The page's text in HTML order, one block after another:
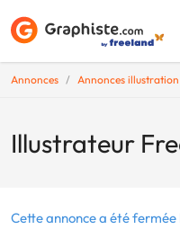
Annonces Annonces illustration
Illustrateur
Cette annonce a été fermée